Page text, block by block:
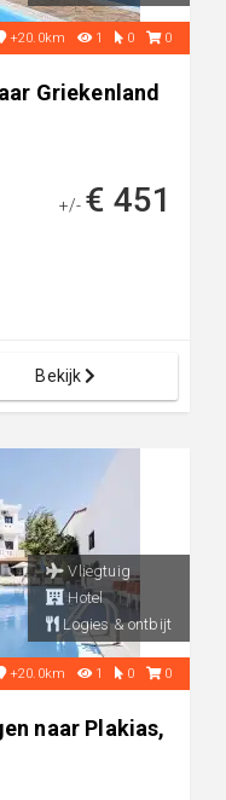
+20.0km 1 0 0
Griekenland
+/- € 451
Bekijk
Vliegtuig
Hotel
Logies & ontbijt
+20.0km 1 0 0
naar Plakias,